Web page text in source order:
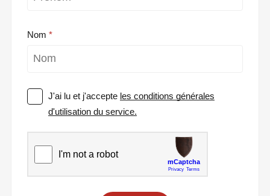
Nom
J'ai lu et j'accepte les conditions générales
d'utilisation du service.